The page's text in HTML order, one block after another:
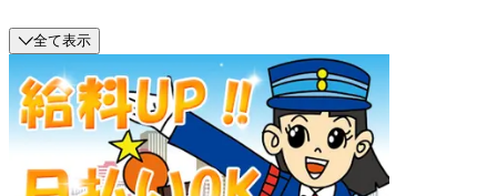
全て表示